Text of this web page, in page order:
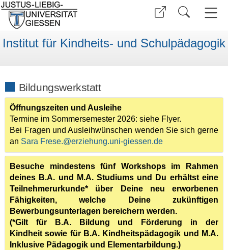
Institut für Kindheits- und Schulpädagogik
Bildungswerkstatt
Öffnungszeiten und Ausleihe
Termine im Sommersemester 2026: siehe Flyer.
Bei Fragen und Ausleihwünschen wenden Sie sich gerne
an Sara Frese.
Besuche mindestens fünf Workshops im Rahmen
deines B.A. und M.A. Studiums und Du erhältst eine
Teilnehmerurkunde* über Deine neu erworbenen
Fähigkeiten, welche Deine zukünftigen
Bewerbungsunterlagen bereichern werden.
(*Gilt für B.A. Bildung und Förderung in der
Kindheit sowie für B.A. Kindheitspädagogik und M.A.
Inklusive Pädagogik und Elementarbildung.)